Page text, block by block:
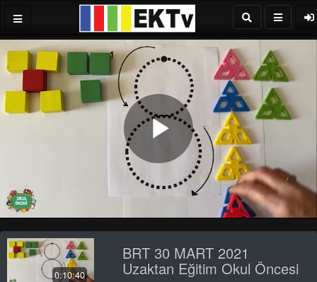
Play
Video
0:10:40
BRT 30 MART 2021
Uzaktan Eğitim Okul Öncesi